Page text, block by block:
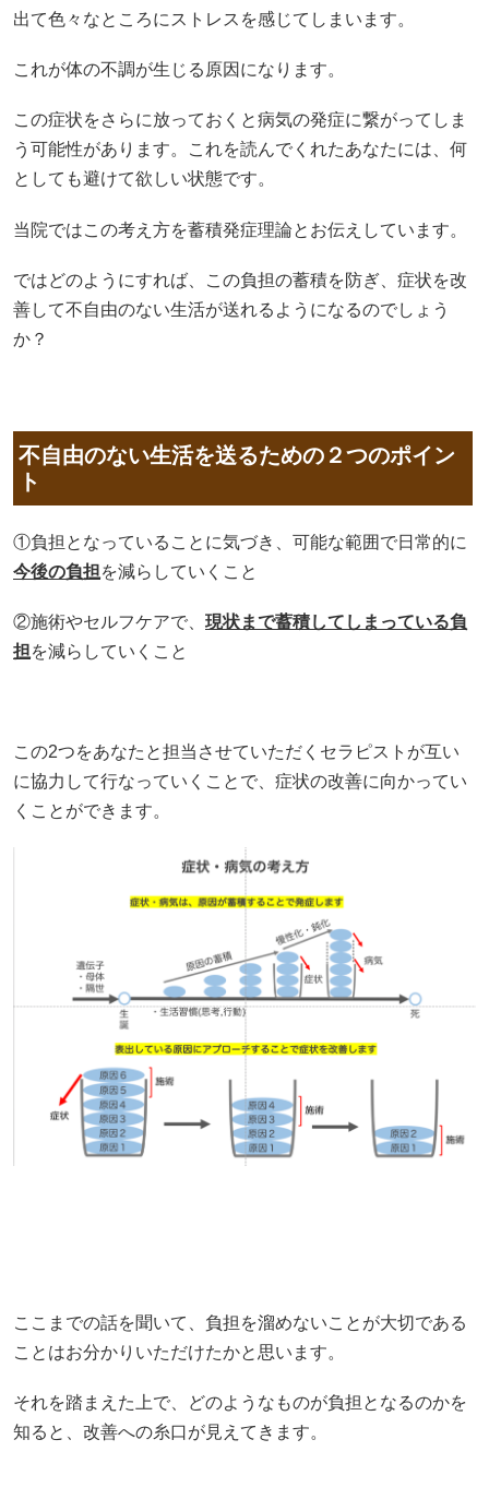
出て色々なところにストレスを感じてしまいます。
これが体の不調が生じる原因になります。
この症状をさらに放っておくと病気の発症に繋がってしま
う可能性があります。これを読んでくれたあなたには、何
としても避けて欲しい状態です。
当院ではこの考え方を蓄積発症理論とお伝えしています。
ではどのようにすれば、この負担の蓄積を防ぎ、症状を改
善して不自由のない生活が送れるようになるのでしょう
か？
不自由のない生活を送るための２つのポイン
ト
①負担となっていることに気づき、可能な範囲で日常的に
今後の負担を減らしていくこと
②施術やセルフケアで、 現状まで蓄積してしまっている負
担を減らしていくこと
この2つをあなたと担当させていただくセラピストが互い
に協力して行なっていくことで、症状の改善に向かってい
くことができます。
ここまでの話を聞いて、負担を溜めないことが大切である
ことはお分かりいただけたかと思います。
それを踏まえた上で、どのようなものが負担となるのかを
知ると、改善への糸口が見えてきます。